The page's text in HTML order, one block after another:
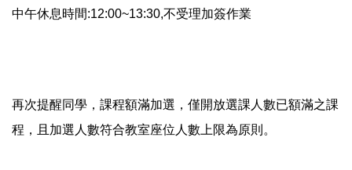
中午休息時間:12:00~13:30,不受理加簽作業
再次提醒同學，課程額滿加選，僅開放選課人數已額滿之課
程，且加選人數符合教室座位人數上限為原則。